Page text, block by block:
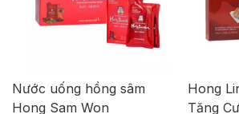
Nước uống hồng sâm
Hong Sam Won
Hong
Tăng